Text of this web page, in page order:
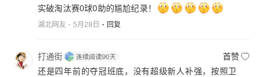
实破淘汰赛0球0助的尴尬纪录！
湖北网友 5月28日 回复
打通街
首赞
还是四年前的夺冠班底，没有超级新人补强，按照卫